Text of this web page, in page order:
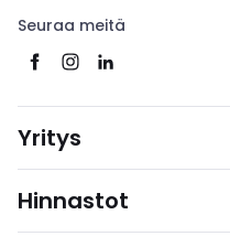
Seuraa meitä
Yritys
Hinnastot